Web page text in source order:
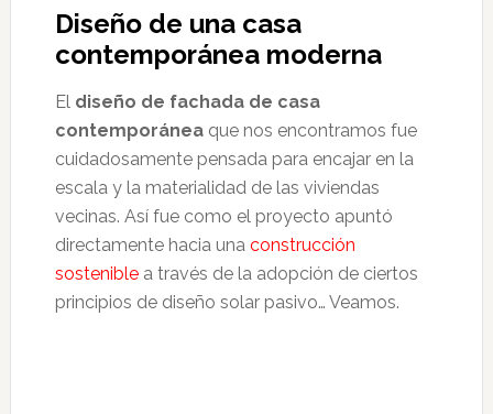
Diseño de una casa
contemporánea moderna
El diseño de fachada de casa
contemporáneaque nos encontramos fue
cuidadosamente pensada para encajar en la
escala y la materialidad de las viviendas
vecinas. Así fue como el proyecto apuntó
directamente hacia una construcción
sosteniblea través de la adopción de ciertos
principios de diseño solar pasivo… Veamos.